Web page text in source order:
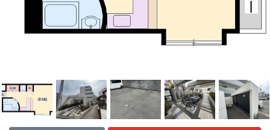
◆新築物件の新設備で快適♪◆
地域から探す
地図から探す